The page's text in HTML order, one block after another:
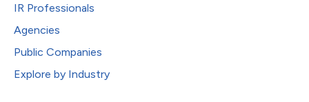
IR Professionals
Agencies
Public Companies
Explore by Industry